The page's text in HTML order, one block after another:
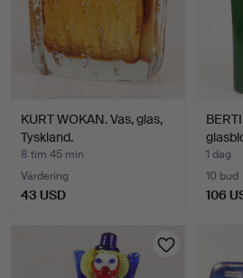
KURT WOKAN. Vas, glas,
Tyskland.
8 tim 45 min
Värdering
43 USD
1 dag
10 bud
106